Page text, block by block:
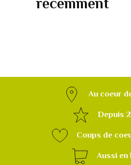
récemment
Au coeur
Depuis
Coups de
Aussi en